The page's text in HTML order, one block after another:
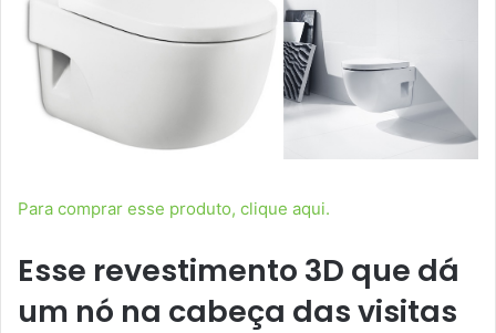
Para comprar esse produto, clique aqui.
Esse revestimento 3D que dá
um nó na cabeça das visitas